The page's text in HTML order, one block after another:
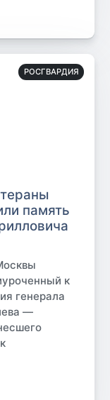
РОСГВАРДИЯ
память
к
генерала
—